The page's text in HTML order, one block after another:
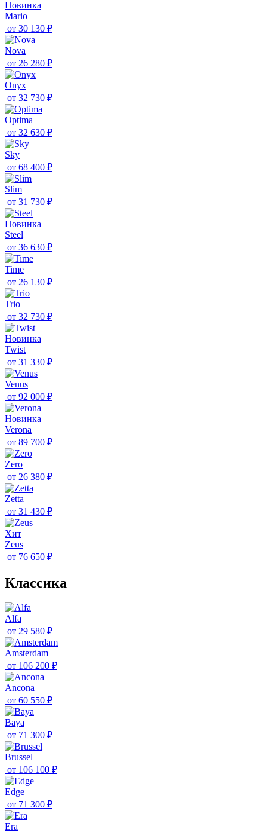
Новинка
Mario
от 30 130 ₽
Nova
от 26 280 ₽
Onyx
от 32 730 ₽
Optima
от 32 630 ₽
Sky
от 68 400 ₽
Slim
от 31 730 ₽
Новинка
Steel
от 36 630 ₽
Time
от 26 130 ₽
Trio
от 32 730 ₽
Новинка
Twist
от 31 330 ₽
Venus
от 92 000 ₽
Новинка
Verona
от 89 700 ₽
Zero
от 26 380 ₽
Zetta
от 31 430 ₽
Хит
Zeus
от 76 650 ₽
Классика
Alfa
от 29 580 ₽
Amsterdam
от 106 200 ₽
Ancona
от 60 550 ₽
Baya
от 71 300 ₽
Brussel
от 106 100 ₽
Edge
от 71 300 ₽
Era